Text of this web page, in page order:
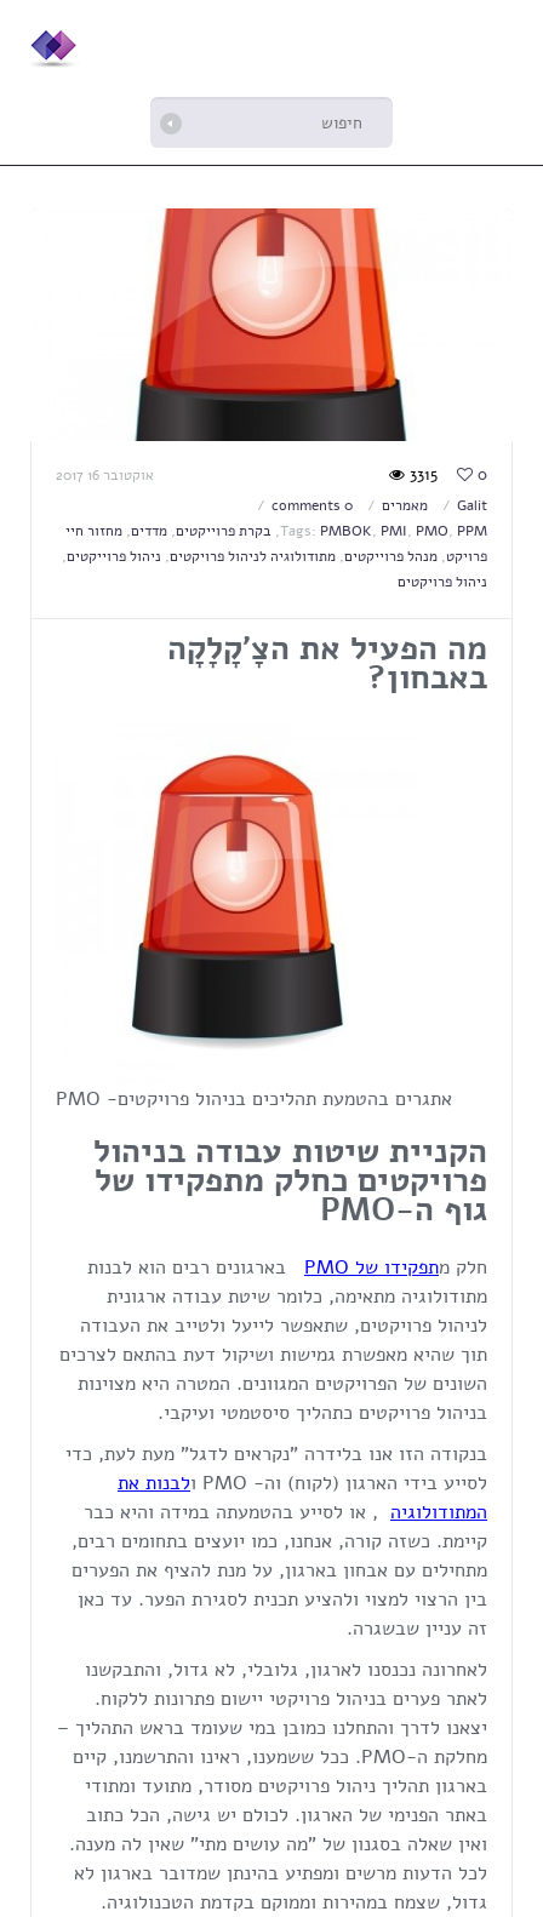
אוקטובר 16 2017
Galit
מאמרים
0 comments
Tags: PMBOK, PMI, PMO, PPM
, בקרת פרוייקטים, מדדים, מחזור חיי
פרויקט, מנהל פרוייקטים, מתודולוגיה לניהול פרויקטים, ניהול פרוייקטים,
ניהול פרויקטים
3315 0
מה הפעיל את הצָ'קָלָקָה
באבחון?
אתגרים בהטמעת תהליכים בניהול פרויקטים- PMO
הקניית שיטות עבודה בניהול
פרויקטים כחלק מתפקידו של
גוף ה-PMO
חלק מתפקידו של PMO
בארגונים רבים הוא לבנות
מתודולוגיה מתאימה, כלומר שיטת עבודה ארגונית
לניהול פרויקטים, שתאפשר לייעל ולטייב את העבודה
תוך שהיא מאפשרת גמישות ושיקול דעת בהתאם לצרכים
השונים של הפרויקטים המגוונים. המטרה היא מצוינות
בניהול פרויקטים כתהליך סיסטמטי ועיקבי.
בנקודה הזו אנו בלידרה "נקראים לדגל" מעת לעת, כדי
לסייע בידי הארגון (לקוח) וה- PMO ו
לבנות את
המתודולוגיה , או לסייע בהטמעתה במידה והיא כבר
קיימת. כשזה קורה, אנחנו, כמו יועצים בתחומים רבים,
מתחילים עם אבחון בארגון, על מנת להציף את הפערים
בין הרצוי למצוי ולהציע תכנית לסגירת הפער. עד כאן
זה עניין שבשגרה.
לאחרונה נכנסנו לארגון, גלובלי, לא גדול, והתבקשנו
לאתר פערים בניהול פרויקטי יישום פתרונות ללקוח.
יצאנו לדרך והתחלנו כמובן במי שעומד בראש התהליך –
מחלקת ה-PMO. ככל ששמענו, ראינו והתרשמנו, קיים
בארגון תהליך ניהול פרויקטים מסודר, מתועד ומתודי
באתר הפנימי של הארגון. לכולם יש גישה, הכל כתוב
ואין שאלה בסגנון של "מה עושים מתי" שאין לה מענה.
לכל הדעות מרשים ומפתיע בהינתן שמדובר בארגון לא
גדול, שצמח במהירות וממוקם בקדמת הטכנולוגיה.